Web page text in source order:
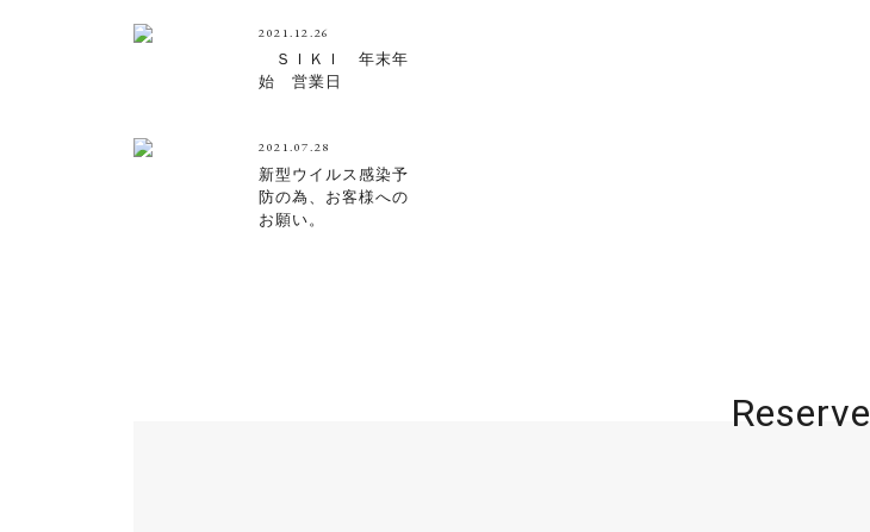
2021.12.26
ＳＩＫＩ 年末年
始 営業日
2021.07.28
新型ウイルス感染予
防の為、お客様への
お願い。
Reserve